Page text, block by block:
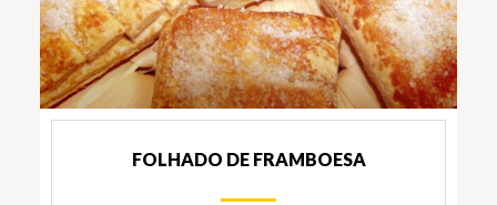
FOLHADO DE FRAMBOESA